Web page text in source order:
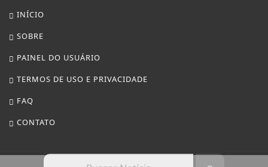
INÍCIO
SOBRE
PAINEL DO USUÁRIO
TERMOS DE USO E PRIVACIDADE
FAQ
CONTATO